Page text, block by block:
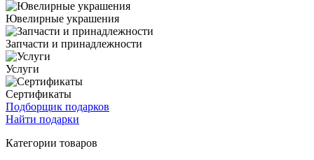
Ювелирные украшения
Запчасти и принадлежности
Услуги
Сертификаты
Подборщик подарков
Найти подарки
Категории товаров